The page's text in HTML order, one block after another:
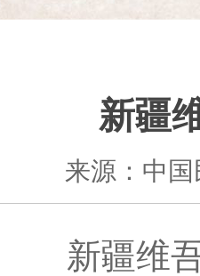
新疆
来源：中
新疆维吾